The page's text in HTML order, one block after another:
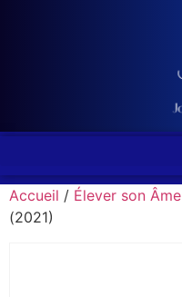
Accueil / Élever son Âme
(2021)